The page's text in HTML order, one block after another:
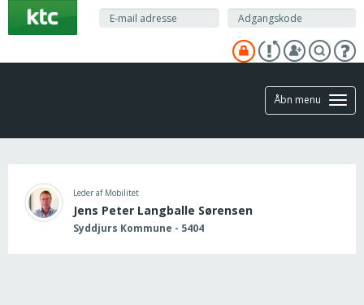
hovedindhold
Åbn menu
Leder af Mobilitet
Jens Peter Langballe Sørensen
Syddjurs Kommune - 5404